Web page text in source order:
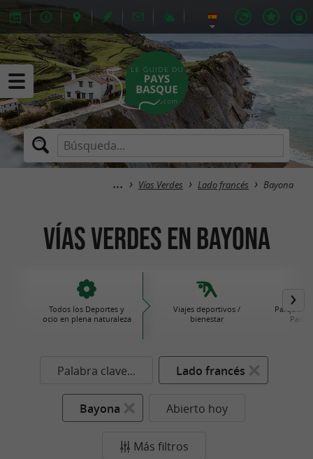
Vías Verdes Lado francés Bayona
Vías Verdes en Bayona
Todos los Deportes y
ocio en plena naturaleza
Viajes deportivos /
bienestar
Parques
Palabra clave... Lado francés
Bayona Abierto hoy
Más filtros